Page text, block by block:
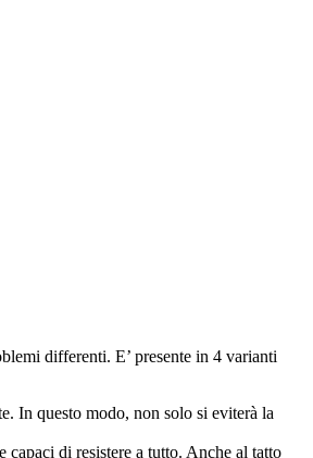
differenti. E’ presente in 4 varianti
In questo modo, non solo si eviterà la
di resistere a tutto. Anche al tatto